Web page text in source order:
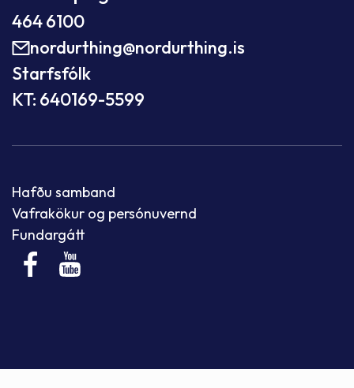
464 6100
nordurthing@nordurthing.is
Starfsfólk
KT: 640169-5599
Hafðu samband
Vafrakökur og persónuvernd
Fundargátt